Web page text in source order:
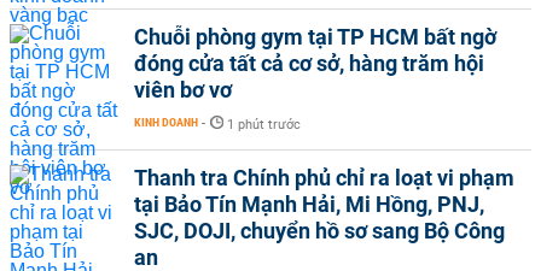
Chuỗi phòng gym tại TP HCM bất ngờ
đóng cửa tất cả cơ sở, hàng trăm hội
viên bơ vơ
KINH DOANH - 1 phút trước
Thanh tra Chính phủ chỉ ra loạt vi phạm
tại Bảo Tín Mạnh Hải, Mi Hồng, PNJ,
SJC, DOJI, chuyển hồ sơ sang Bộ Công
an